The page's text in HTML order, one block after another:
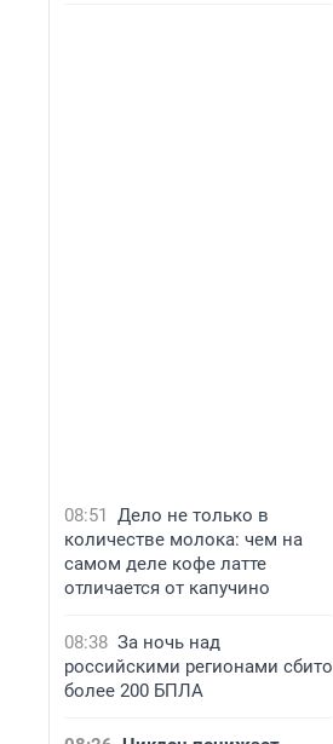
08:51 Дело не только в
количестве молока: чем на
самом деле кофе латте
отличается от капучино
08:38 За ночь над
российскими регионами сбито
более 200 БПЛА